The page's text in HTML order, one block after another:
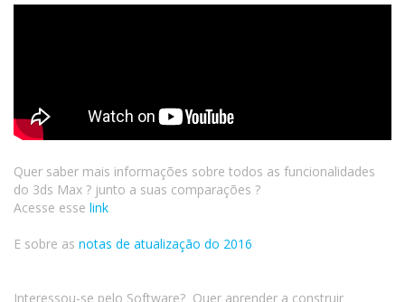
Quer saber mais informações sobre todos as funcionalidades
do 3ds Max ? junto a suas comparações ?
Acesse esse link
E sobre as notas de atualização do 2016
Interessou-se pelo Software? Quer aprender a construir